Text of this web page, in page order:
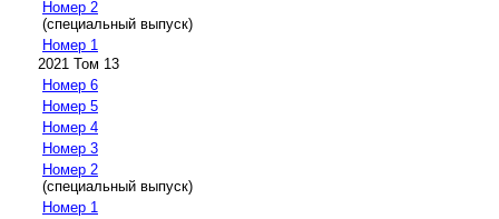
Номер 2
(специальный выпуск)
Номер 1
2021 Том 13
Номер 6
Номер 5
Номер 4
Номер 3
Номер 2
(специальный выпуск)
Номер 1